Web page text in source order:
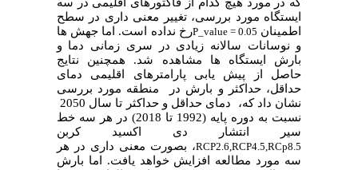
که در مورد هیچ کدام از فاکتورهای اقلیمی در سه
ایستگاه مورد بررسی، تغییر معنی داری در سطح
اطمینان P_value = 0.05رخ نداده است. اما جهش ها
و نوسانات سالانه زیادی در سری زمانی دما و
بارش ایستگاه ها مشاهده شد. همچنین نتایج
حاصل از پیش یابی پارامترهای اقلیمی دمای
حداقل، حداکثر و بارش در منطقه مورد بررسی
نسبت به دوره پایه (1992 تا 2018) در هر سه خط
سیر انتشار دی اکسید کربن
RCP2.6,RCP4.5,RCp8.5، بصورت معنی داری در هر
سه مورد مطالعه افزایش خواهد یافت. اما بارش